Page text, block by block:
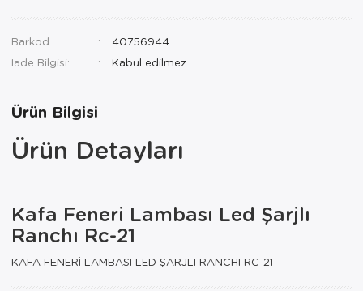
Barkod
40756944
İade Bilgisi:
Ürün Bilgisi
Ürün Detayları
Kafa Feneri Lambası Led Şarjlı
Ranchı Rc-21
KAFA FENERİ LAMBASI LED ŞARJLI RANCHI RC-21